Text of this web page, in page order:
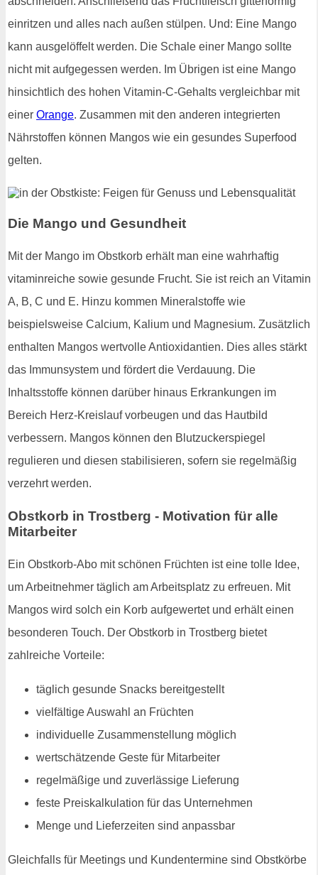
einritzen und alles nach außen stülpen. Und: Eine Mango
kann ausgelöffelt werden. Die Schale einer Mango sollte
nicht mit aufgegessen werden. Im Übrigen ist eine Mango
hinsichtlich des hohen Vitamin-C-Gehalts vergleichbar mit
einer Orange. Zusammen mit den anderen integrierten
Nährstoffen können Mangos wie ein gesundes Superfood
gelten.
Die Mango und Gesundheit
Mit der Mango im Obstkorb erhält man eine wahrhaftig
vitaminreiche sowie gesunde Frucht. Sie ist reich an Vitamin
A, B, C und E. Hinzu kommen Mineralstoffe wie
beispielsweise Calcium, Kalium und Magnesium. Zusätzlich
enthalten Mangos wertvolle Antioxidantien. Dies alles stärkt
das Immunsystem und fördert die Verdauung. Die
Inhaltsstoffe können darüber hinaus Erkrankungen im
Bereich Herz-Kreislauf vorbeugen und das Hautbild
verbessern. Mangos können den Blutzuckerspiegel
regulieren und diesen stabilisieren, sofern sie regelmäßig
verzehrt werden.
Obstkorb in Trostberg - Motivation für alle
Mitarbeiter
Ein Obstkorb-Abo mit schönen Früchten ist eine tolle Idee,
um Arbeitnehmer täglich am Arbeitsplatz zu erfreuen. Mit
Mangos wird solch ein Korb aufgewertet und erhält einen
besonderen Touch. Der Obstkorb in Trostberg bietet
zahlreiche Vorteile:
täglich gesunde Snacks bereitgestellt
vielfältige Auswahl an Früchten
individuelle Zusammenstellung möglich
wertschätzende Geste für Mitarbeiter
regelmäßige und zuverlässige Lieferung
feste Preiskalkulation für das Unternehmen
Menge und Lieferzeiten sind anpassbar
Gleichfalls für Meetings und Kundentermine sind Obstkörbe